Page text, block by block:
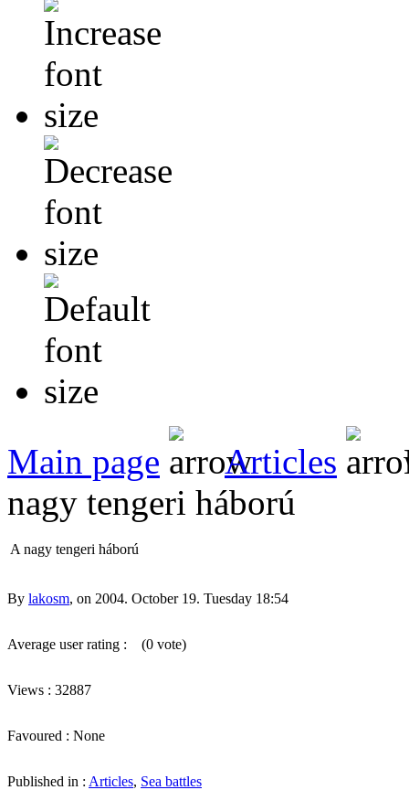
Main page Articles
nagy tengeri háború
A nagy tengeri háború
By lakosm, on 2004. October 19. Tuesday 18:54
Average user rating : (0 vote)
Views : 32887
Favoured : None
Published in : Articles, Sea battles